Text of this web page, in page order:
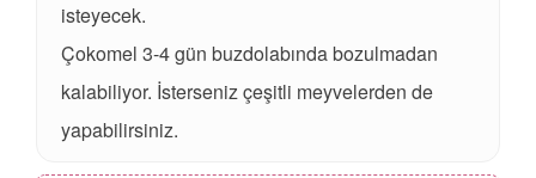
isteyecek.
Çokomel 3-4 gün buzdolabında bozulmadan
kalabiliyor. İsterseniz çeşitli meyvelerden de
yapabilirsiniz.